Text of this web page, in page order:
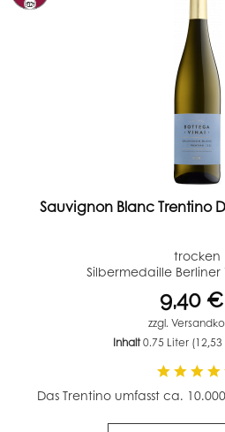
Sauvignon Blanc Trentino
trocken
Silbermedaille Berliner
9,40
zzgl.
Inhalt0.75 Liter
Das Trentino umfasst ca.